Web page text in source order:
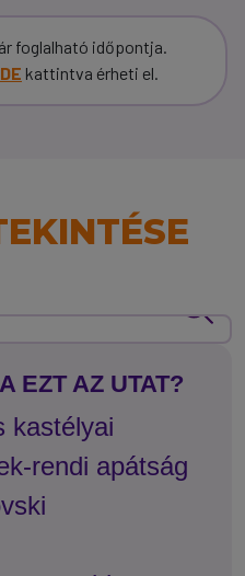
foglalható időpontja.
kattintva érheti el.
EZT AZ UTAT?
kastélyai
rendi apátság